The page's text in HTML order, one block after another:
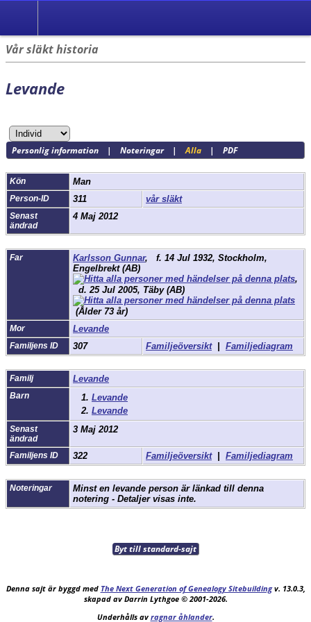
Vår släkt historia
Levande
Personlig information |Noteringar|Alla |PDF
Kön Man
Person-ID 311 vår släkt
Senast
ändrad
4 Maj 2012
Far Karlsson Gunnar, f. 14 Jul 1932, Stockholm,
Engelbrekt (AB)
,
d. 25 Jul 2005, Täby (AB)
(Ålder 73 år)
Mor Levande
Familjens ID 307 Familjeöversikt| Familjediagram
Familj Levande
Barn 1. Levande
2. Levande
Senast
ändrad
3 Maj 2012
Familjens ID 322 Familjeöversikt| Familjediagram
Noteringar
Minst en levande person är länkad till denna
notering - Detaljer visas inte.
Byt till standard-sajt
Denna sajt är byggd med The Next Generation of Genealogy Sitebuildingv. 13.0.3,
skapad av Darrin Lythgoe © 2001-2026.
Underhålls av ragnar åhlander.